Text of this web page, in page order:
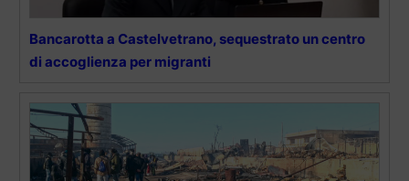
Bancarotta a Castelvetrano, sequestrato un centro
di accoglienza per migranti